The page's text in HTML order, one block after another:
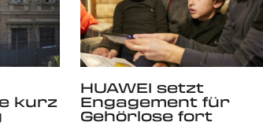
kurz
HUAWEI setzt
Engagement für
Gehörlose fort